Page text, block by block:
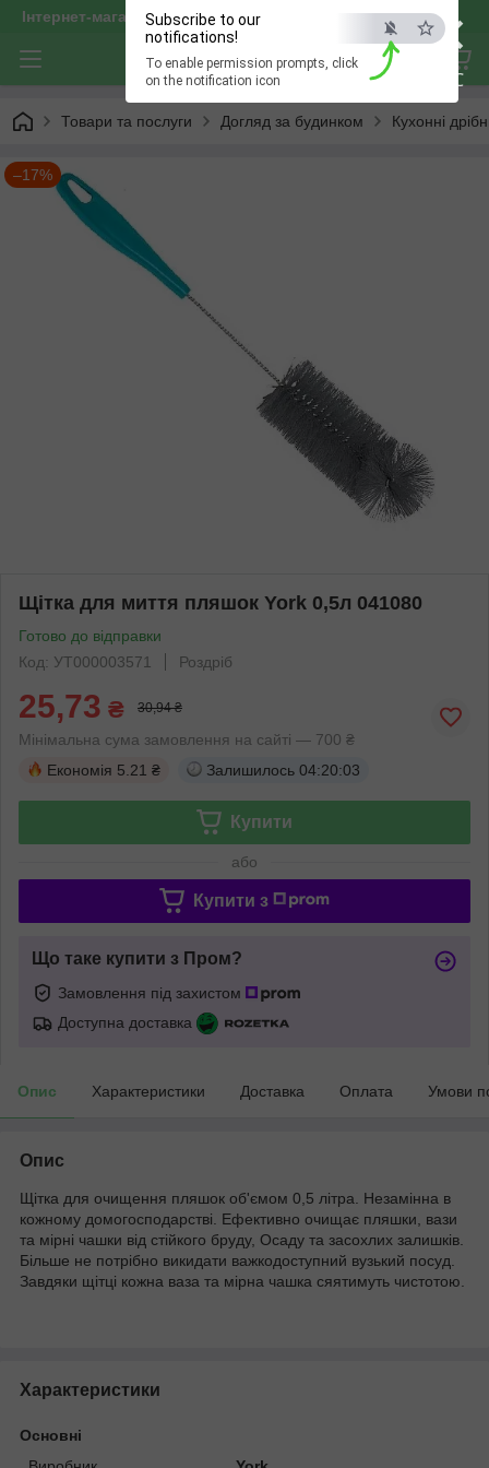
×
ESC
Subscribe to our
notifications!
To enable permission prompts, click
on the notification icon
Інтернет-магазин "optservis"
Товари та послуги Догляд за будинком Кухонні
–17%
Щітка для миття пляшок York 0,5л 041080
Готово до відправки
Код: УТ000003571
Роздріб
25,73 ₴ 30,94 ₴
Мінімальна сума замовлення на сайті — 700 ₴
Економія 5.21 ₴ Залишилось 04:20:03
Купити
або
Купити з
Що таке купити з Пром?
Замовлення під захистом
Доступна доставка
Опис Характеристики Доставка Оплата Умови
Опис
Щітка для очищення пляшок об'ємом 0,5 літра. Незамінна в
кожному домогосподарстві. Ефективно очищає пляшки, вази
та мірні чашки від стійкого бруду, Осаду та засохлих залишків.
Більше не потрібно викидати важкодоступний вузький посуд.
Завдяки щітці кожна ваза та мірна чашка сяятимуть чистотою.
Характеристики
Основні